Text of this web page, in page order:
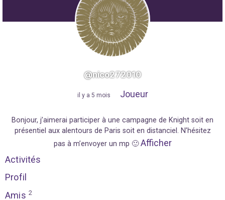
@nico272010
il y a 5 mois Joueur
Bonjour, j’aimerai participer à une campagne de Knight soit en
présentiel aux alentours de Paris soit en distanciel. N’hésitez
pas à m’envoyer un mp 🙂Afficher
Activités
Profil
Amis 2